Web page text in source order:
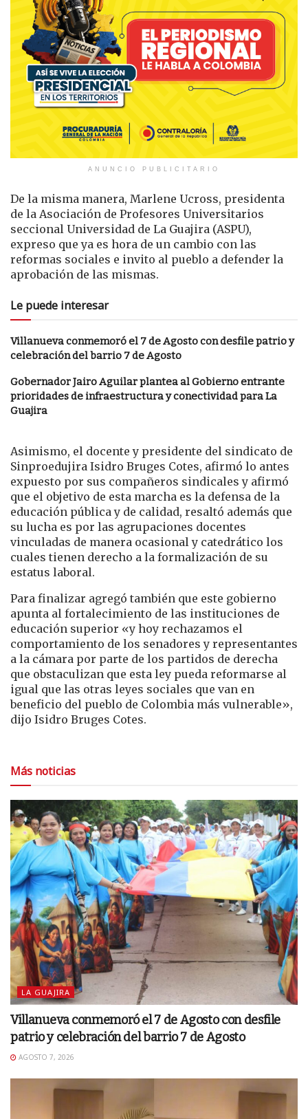
ANUNCIO PUBLICITARIO
De la misma manera, Marlene Ucross, presidenta
de la Asociación de Profesores Universitarios
seccional Universidad de La Guajira (ASPU),
expreso que ya es hora de un cambio con las
reformas sociales e invito al pueblo a defender la
aprobación de las mismas.
Le puede interesar
Villanueva conmemoró el 7 de Agosto con desfile patrio y
celebración del barrio 7 de Agosto
Gobernador Jairo Aguilar plantea al Gobierno entrante
prioridades de infraestructura y conectividad para La
Guajira
Asimismo, el docente y presidente del sindicato de
Sinproedujira Isidro Bruges Cotes, afirmó lo antes
expuesto por sus compañeros sindicales y afirmó
que el objetivo de esta marcha es la defensa de la
educación pública y de calidad, resaltó además que
su lucha es por las agrupaciones docentes
vinculadas de manera ocasional y catedrático los
cuales tienen derecho a la formalización de su
estatus laboral.
Para finalizar agregó también que este gobierno
apunta al fortalecimiento de las instituciones de
educación superior «y hoy rechazamos el
comportamiento de los senadores y representantes
a la cámara por parte de los partidos de derecha
que obstaculizan que esta ley pueda reformarse al
igual que las otras leyes sociales que van en
beneficio del pueblo de Colombia más vulnerable»,
dijo Isidro Bruges Cotes.
Más noticias
LA GUAJIRA
Villanueva conmemoró el 7 de Agosto con desfile
patrio y celebración del barrio 7 de Agosto
AGOSTO 7, 2026